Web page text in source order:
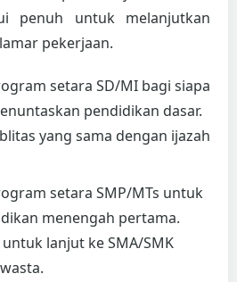
penuh untuk melanjutkan
pekerjaan.
setara SD/MI bagi siapa
pendidikan dasar.
yang sama dengan ijazah
setara SMP/MTs untuk
menengah pertama.
lanjut ke SMA/SMK